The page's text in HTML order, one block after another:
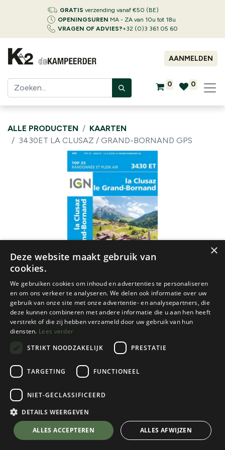
GRATIS verzending vanaf €50 (BE)
OPENINGSUREN MA - ZA van 10u tot 18u
VRAGEN OF ADVIES?+32 (0)3 361 05 60
AANMELDEN
0 0
ALLE PRODUCTEN
KAARTEN
3430ET LA CLUSAZ / GRAND-BORNAND GPS
IGN
3430ET La Clusaz / Grand-Bornand gps
€17,95
💬 Stel je vraag over dit product via WhatsApp
×
Deze website maakt gebruik van
cookies.
We gebruiken cookies om inhoud en advertenties te personaliseren
en om ons verkeer te analyseren. We delen ook informatie over uw
gebruik van onze site met onze advertentie- en analysepartners, die
deze kunnen combineren met andere informatie die u aan hen heeft
verstrekt of die zij hebben verzameld door uw gebruik van hun
diensten. Lees verder
STRIKT NOODZAKELIJK
PRESTATIE
TARGETING FUNCTIONEEL
NIET-GECLASSIFICEERD
DETAILS WEERGEVEN
ALLES ACCEPTEREN ALLES AFWIJZEN